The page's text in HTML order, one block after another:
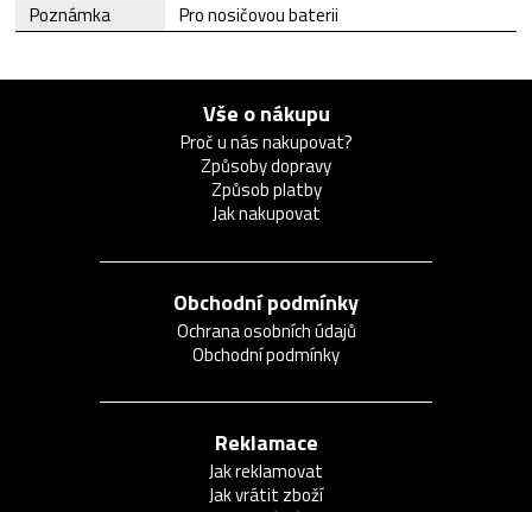
Poznámka
Pro nosičovou baterii
Vše o nákupu
Proč u nás nakupovat?
Způsoby dopravy
Způsob platby
Jak nakupovat
Obchodní podmínky
Ochrana osobních údajů
Obchodní podmínky
Reklamace
Jak reklamovat
Jak vrátit zboží